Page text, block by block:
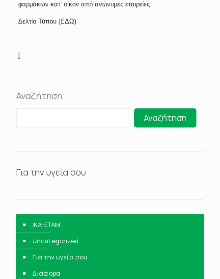
φαρμάκων κατ’ οίκον από ανώνυμες εταιρείες.
Δελτίο Τύπου (ΕΔΩ)
Αναζήτηση
Αναζήτηση
Για την υγεία σου
IKA-ETAM
Uncategorized
Για την υγεία σου
Διάφορα